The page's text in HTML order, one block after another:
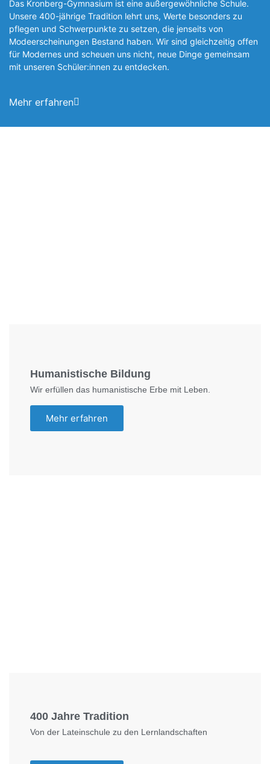
Das Kronberg-Gymnasium ist eine außergewöhnliche Schule.
Unsere 400-jährige Tradition lehrt uns, Werte besonders zu
pflegen und Schwerpunkte zu setzen, die jen­seits von
Modeerscheinungen Be­stand haben. Wir sind gleichzeitig offen
für Modernes und scheuen uns nicht, neue Dinge gemeinsam
mit unseren Schüler:innen zu entde­cken.
Mehr erfahren
Humanistische Bildung
Wir erfüllen das humanistische Erbe mit Leben.
Mehr erfahren
400 Jahre Tradition
Von der Lateinschule zu den Lernlandschaften